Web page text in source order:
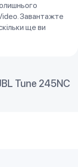
Завантажте
ще ви
Tune 245NC